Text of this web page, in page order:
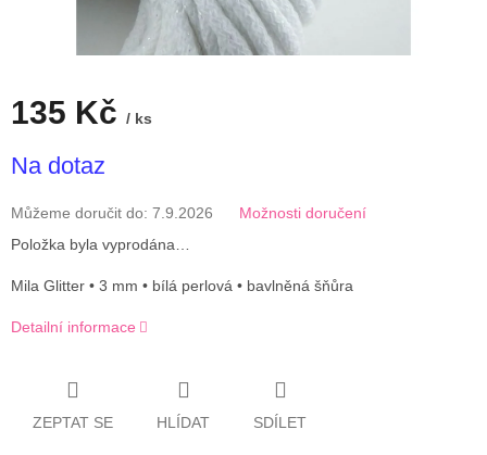
135 Kč / ks
cena:
Na dotaz
Můžeme doručit do: 7.9.2026
Možnosti doručení
Položka byla vyprodána…
Mila Glitter • 3 mm • bílá perlová • bavlněná šňůra
Detailní informace
ZEPTAT SE HLÍDAT SDÍLET